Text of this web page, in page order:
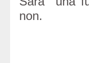
non.